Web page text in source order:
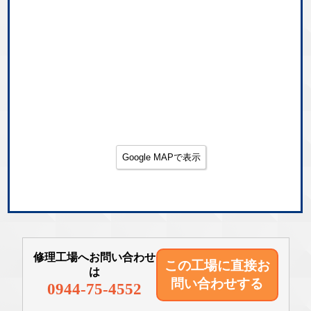
Google MAPで表示
修理工場へお問い合わせ
は
0944-75-4552
この工場に直接お
問い合わせする